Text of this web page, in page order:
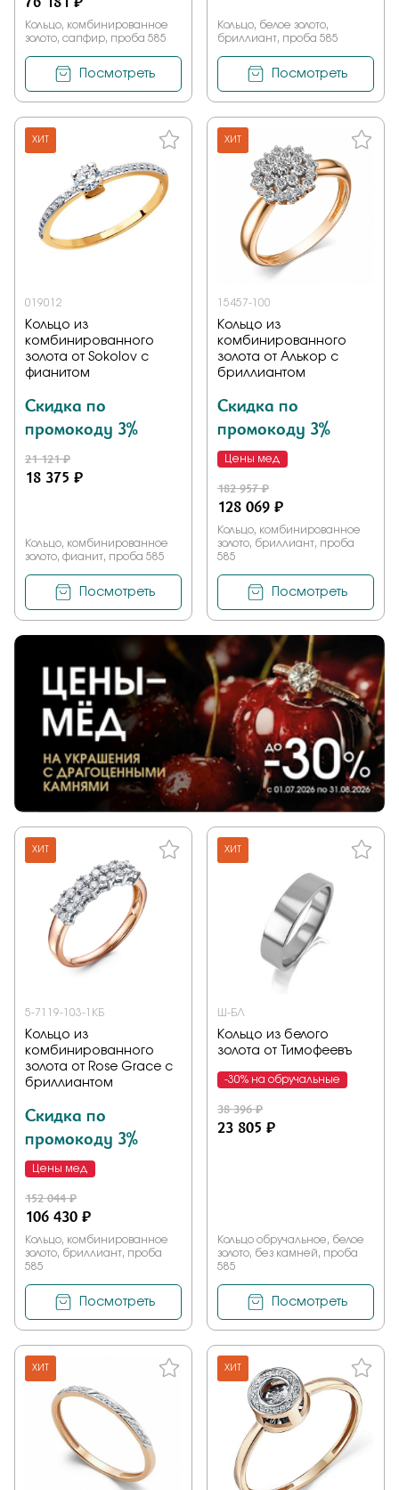
Кольцо, комбинированное
золото, сапфир, проба 585
Посмотреть
Кольцо, белое золото,
бриллиант, проба 585
Посмотреть
ХИТ
019012
Кольцо из
комбинированного
золота от Sokolov с
фианитом
Скидка по
промокоду 3%
21 121 ₽
18 375 ₽
Кольцо, комбинированное
золото, фианит, проба 585
Посмотреть
ХИТ
15457-100
Кольцо из
комбинированного
золота от Алькор с
бриллиантом
Скидка по
промокоду 3%
Цены мед
182 957 ₽
128 069 ₽
Кольцо, комбинированное
золото, бриллиант, проба
585
Посмотреть
ХИТ
5-7119-103-1КБ
Кольцо из
комбинированного
золота от Rose Grace с
бриллиантом
Скидка по
промокоду 3%
Цены мед
152 044 ₽
106 430 ₽
Кольцо, комбинированное
золото, бриллиант, проба
585
Посмотреть
ХИТ
Ш-БЛ
Кольцо из белого
золота от Тимофеевъ
-30% на обручальные
38 396 ₽
23 805 ₽
Кольцо обручальное, белое
золото, без камней, проба
585
Посмотреть
ХИТ ХИТ